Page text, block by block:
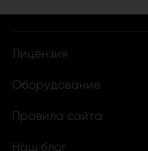
Лицензия
Оборудование
Правила сайта
Наш блог